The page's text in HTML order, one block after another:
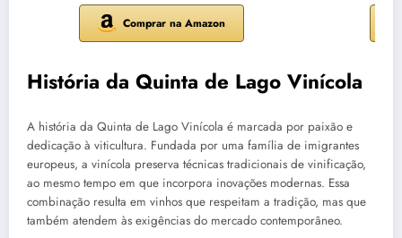
Comprar na Amazon
História da Quinta de Lago Vinícola
A história da Quinta de Lago Vinícola é marcada por paixão e
dedicação à viticultura. Fundada por uma família de imigrantes
europeus, a vinícola preserva técnicas tradicionais de vinificação,
ao mesmo tempo em que incorpora inovações modernas. Essa
combinação resulta em vinhos que respeitam a tradição, mas que
também atendem às exigências do mercado contemporâneo.